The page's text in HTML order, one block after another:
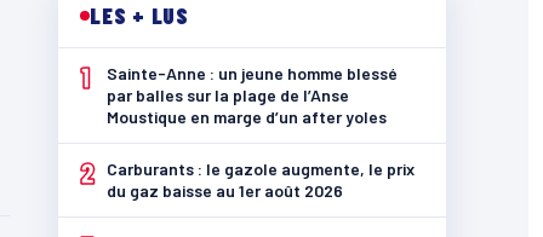
LES + LUS
1
Sainte-Anne : un jeune homme blessé
par balles sur la plage de l’Anse
Moustique en marge d’un after yoles
2
Carburants : le gazole augmente, le prix
du gaz baisse au 1er août 2026